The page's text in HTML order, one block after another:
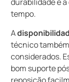
tempo.
A
técnico
considerados.
bom suporte